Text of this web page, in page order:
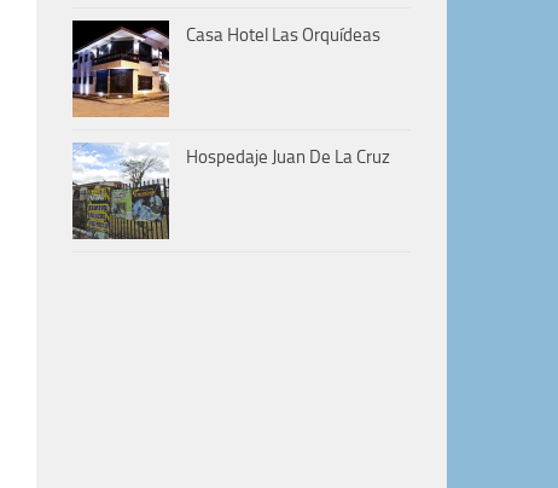
Casa Hotel Las Orquídeas
Hospedaje Juan De La Cruz